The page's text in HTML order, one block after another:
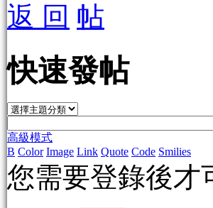
返 回
快速發帖
高級模式
B Color Image Link Quote Code Smilies
您需要登錄後